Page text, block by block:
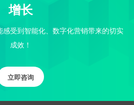
增长
受到智能化、数字化营销带来的切实
成效！
立即咨询